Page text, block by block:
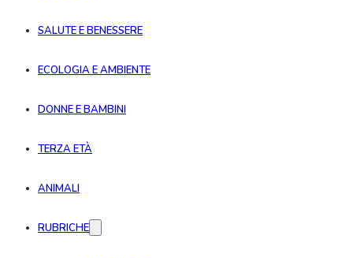
SALUTE E BENESSERE
ECOLOGIA E AMBIENTE
DONNE E BAMBINI
TERZA ETÀ
ANIMALI
RUBRICHE